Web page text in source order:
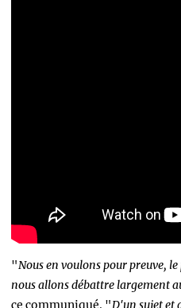
"Nous en voulons pour preuve,
nous allons débattre largement
ce communiqué. "D'un sujet